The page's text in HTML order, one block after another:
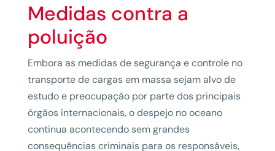
Medidas contra a
poluição
Embora as medidas de segurança e controle no
transporte de cargas em massa sejam alvo de
estudo e preocupação por parte dos principais
órgãos internacionais, o despejo no oceano
continua acontecendo sem grandes
consequências criminais para os responsáveis,